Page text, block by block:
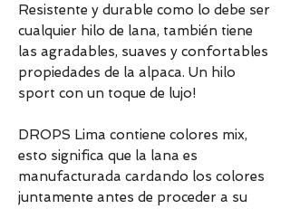
Resistente y durable como lo debe ser
cualquier hilo de lana, también tiene
las agradables, suaves y confortables
propiedades de la alpaca. Un hilo
sport con un toque de lujo!
DROPS Lima contiene colores mix,
esto significa que la lana es
manufacturada cardando los colores
juntamente antes de proceder a su